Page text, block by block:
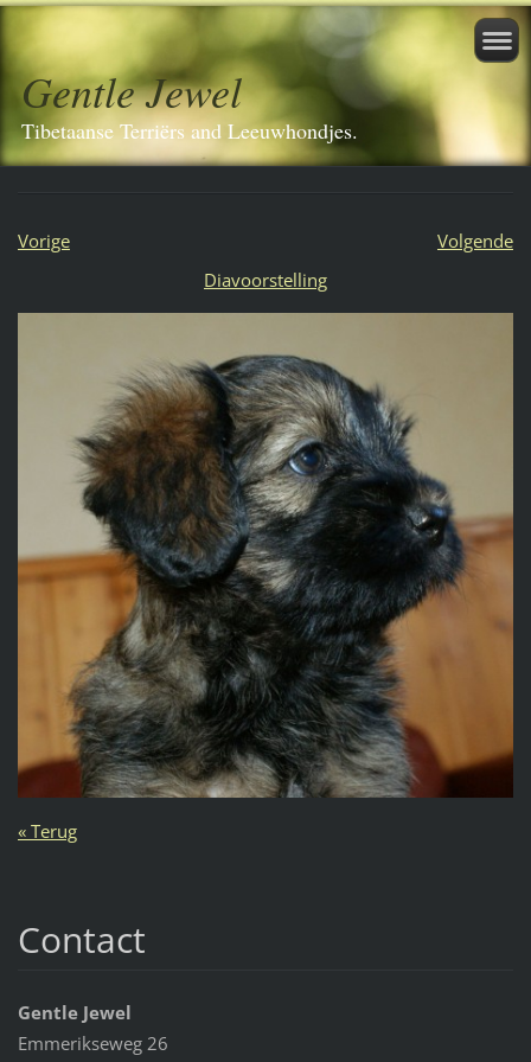
Gentle Jewel
Tibetaanse Terriërs and Leeuwhondjes.
Vorige
Volgende
Diavoorstelling
« Terug
Contact
Gentle Jewel
Emmerikseweg 26